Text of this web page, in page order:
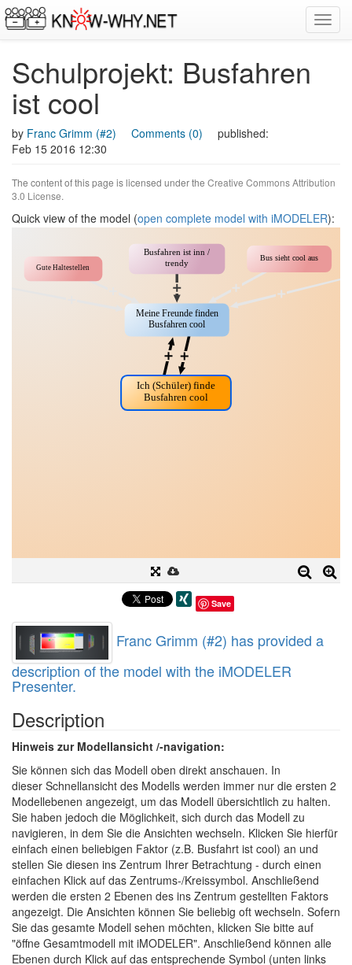
Schulprojekt: Busfahren
ist cool
by Franc Grimm (#2) Comments (0)
published:
Feb 15 2016 12:30
The content of this page is licensed under the Creative Commons Attribution
3.0 License.
Quick view of the model (open complete model with iMODELER):
Save
Franc Grimm (#2) has provided a
description of the model with the iMODELER
Presenter.
Description
Hinweis zur Modellansicht /-navigation:
Sie können sich das Modell oben direkt anschauen. In
dieser Schnellansicht des Modells werden immer nur die ersten 2
Modellebenen angezeigt, um das Modell übersichtlich zu halten.
Sie haben jedoch die Möglichkeit, sich durch das Modell zu
navigieren, in dem Sie die Ansichten wechseln. Klicken Sie hierfür
einfach einen beliebigen Faktor (z.B. Busfahrt ist cool) an und
stellen Sie diesen ins Zentrum Ihrer Betrachtung - durch einen
einfachen Klick auf das Zentrums-/Kreissymbol. Anschließend
werden die ersten 2 Ebenen des ins Zentrum gestellten Faktors
angezeigt. Die Ansichten können Sie beliebig oft wechseln. Sofern
Sie das gesamte Modell sehen möchten, klicken Sie bitte auf
"öffne Gesamtmodell mit iMODELER". Anschließend können alle
Ebenen durch Klick auf das entsprechende Symbol (unten links